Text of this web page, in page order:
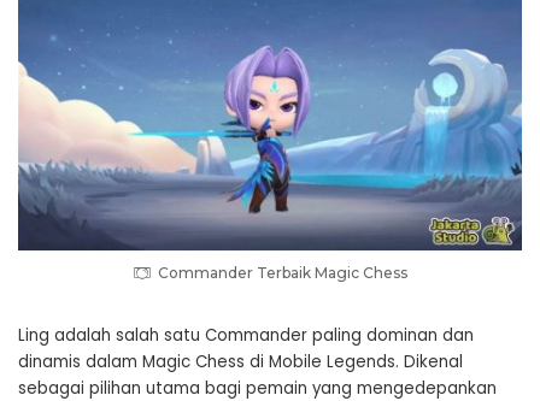
Commander Terbaik Magic Chess
Ling adalah salah satu Commander paling dominan dan
dinamis dalam Magic Chess di Mobile Legends. Dikenal
sebagai pilihan utama bagi pemain yang mengedepankan